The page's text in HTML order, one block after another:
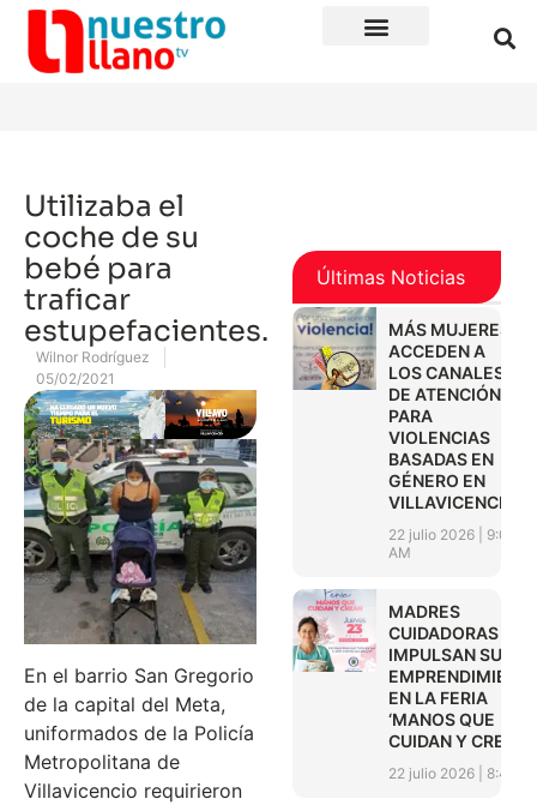
Utilizaba el
coche de su
bebé para
traficar
estupefacientes.
Wilnor Rodríguez
05/02/2021
En el barrio San Gregorio
de la capital del Meta,
uniformados de la Policía
Metropolitana de
Villavicencio requirieron
Últimas Noticias
MÁS MUJERES
ACCEDEN A
LOS CANALES
DE ATENCIÓN
PARA
VIOLENCIAS
BASADAS EN
GÉNERO EN
VILLAVICENCIO
22 julio 2026
9:01
AM
MADRES
CUIDADORAS
IMPULSAN SUS
EN LA FERIA
‘MANOS QUE
CUIDAN Y CREAN’
22 julio 2026 8:45